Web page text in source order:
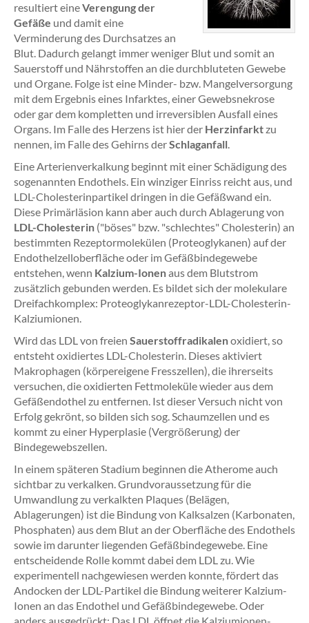
resultiert eineVerengung der
Gefäße und damit eine
Verminderung des Durchsatzes an
Blut. Dadurch gelangt immer weniger Blut und somit an
Sauerstoff und Nährstoffen an die durchbluteten Gewebe
und Organe. Folge ist eine Minder- bzw. Mangelversorgung
mit dem Ergebnis eines Infarktes, einer Gewebsnekrose
oder gar dem kompletten und irreversiblen Ausfall eines
Organs. Im Falle des Herzens ist hier der Herzinfarktzu
nennen, im Falle des Gehirns derSchlaganfall.
Eine Arterienverkalkung beginnt mit einer Schädigung des
sogenannten Endothels. Ein winziger Einriss reicht aus, und
LDL-Cholesterinpartikel dringen in die Gefäßwand ein.
Diese Primärläsion kann aber auch durch Ablagerung von
LDL-Cholesterin ("böses" bzw. "schlechtes" Cholesterin) an
bestimmten Rezeptormolekülen (Proteoglykanen) auf der
Endothelzelloberfläche oder im Gefäßbindegewebe
entstehen, wenn Kalzium-Ionenaus dem Blutstrom
zusätzlich gebunden werden. Es bildet sich der molekulare
Dreifachkomplex: Proteoglykanrezeptor-LDL-Cholesterin-
Kalziumionen.
Wird das LDL von freien Sauerstoffradikalenoxidiert, so
entsteht oxidiertes LDL-Cholesterin. Dieses aktiviert
Makrophagen (körpereigene Fresszellen), die ihrerseits
versuchen, die oxidierten Fettmoleküle wieder aus dem
Gefäßendothel zu entfernen. Ist dieser Versuch nicht von
Erfolg gekrönt, so bilden sich sog. Schaumzellen und es
kommt zu einer Hyperplasie (Vergrößerung) der
Bindegewebszellen.
In einem späteren Stadium beginnen die Atherome auch
sichtbar zu verkalken. Grundvoraussetzung für die
Umwandlung zu verkalkten Plaques (Belägen,
Ablagerungen) ist die Bindung von Kalksalzen (Karbonaten,
Phosphaten) aus dem Blut an der Oberfläche des Endothels
sowie im darunter liegenden Gefäßbindegewebe. Eine
entscheidende Rolle kommt dabei dem LDL zu. Wie
experimentell nachgewiesen werden konnte, fördert das
Andocken der LDL-Partikel die Bindung weiterer Kalzium-
Ionen an das Endothel und Gefäßbindegewebe. Oder